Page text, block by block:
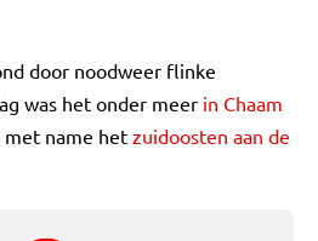
door noodweer flinke
was het onder meer in Chaam
met name het zuidoosten aan de